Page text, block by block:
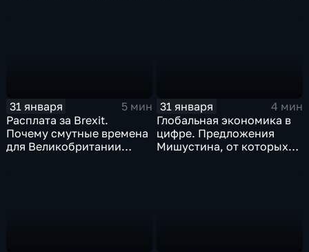
31 января
5 мин
Расплата за Brexit.
Почему смутные времена
для Великобритании
31 января
4 мин
Глобальная экономика в
цифре. Предложения
Мишустина, от которых